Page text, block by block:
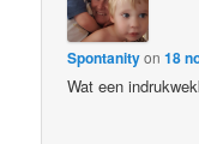
Spontanityon18
Wat een